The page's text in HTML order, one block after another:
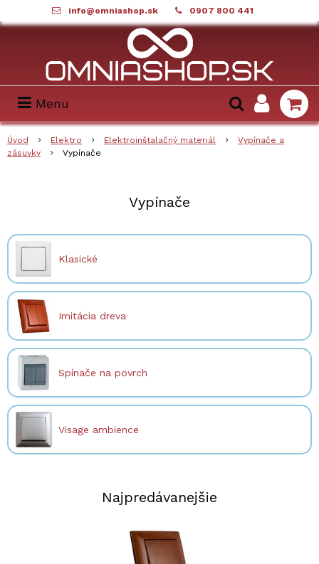
info@omniashop.sk 0907 800 441
Menu
Úvod Elektro Elektroinštalačný materiál
Vypínače a
zásuvky
Vypínače
Vypínače
Klasické
Imitácia dreva
Spínače na povrch
Visage ambience
Najpredávanejšie